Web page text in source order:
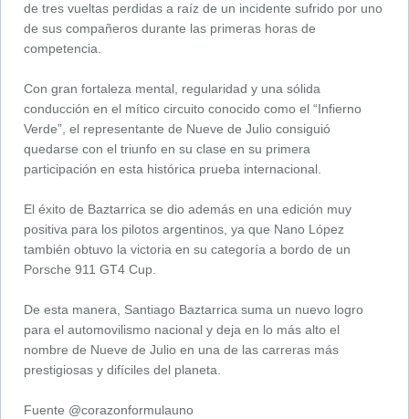
de tres vueltas perdidas a raíz de un incidente sufrido por uno
de sus compañeros durante las primeras horas de
competencia.
Con gran fortaleza mental, regularidad y una sólida
conducción en el mítico circuito conocido como el “Infierno
Verde”, el representante de Nueve de Julio consiguió
quedarse con el triunfo en su clase en su primera
participación en esta histórica prueba internacional.
El éxito de Baztarrica se dio además en una edición muy
positiva para los pilotos argentinos, ya que Nano López
también obtuvo la victoria en su categoría a bordo de un
Porsche 911 GT4 Cup.
De esta manera, Santiago Baztarrica suma un nuevo logro
para el automovilismo nacional y deja en lo más alto el
nombre de Nueve de Julio en una de las carreras más
prestigiosas y difíciles del planeta.
Fuente @corazonformulauno